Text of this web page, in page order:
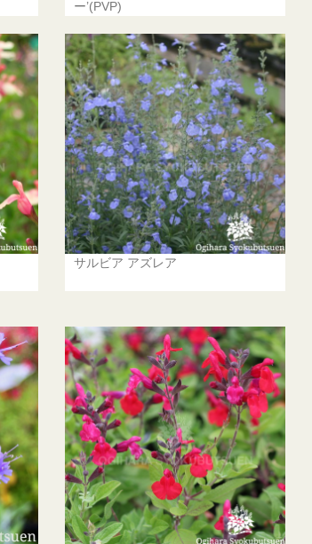
ー’(PVP)
サルビア アズレア